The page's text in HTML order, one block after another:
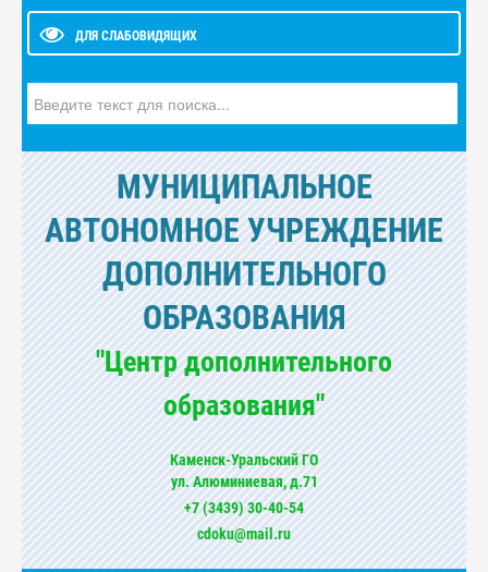
ДЛЯ СЛАБОВИДЯЩИХ
МУНИЦИПАЛЬНОЕ
АВТОНОМНОЕ УЧРЕЖДЕНИЕ
ДОПОЛНИТЕЛЬНОГО
ОБРАЗОВАНИЯ
"Центр дополнительного
образования"
Каменск-Уральский ГО
ул. Алюминиевая, д.71
+7 (3439) 30-40-54
cdoku@mail.ru